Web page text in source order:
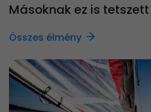
Másoknak ez is
Összes élmény